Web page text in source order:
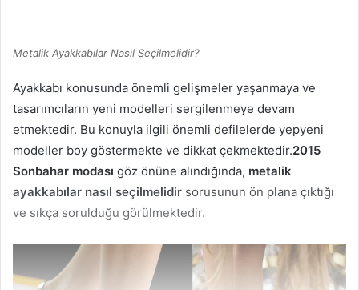
Metalik Ayakkabılar Nasıl Seçilmelidir?
Ayakkabı konusunda önemli gelişmeler yaşanmaya ve
tasarımcıların yeni modelleri sergilenmeye devam
etmektedir. Bu konuyla ilgili önemli defilelerde yepyeni
modeller boy göstermekte ve dikkat çekmektedir.2015
Sonbahar modası göz önüne alındığında, metalik
ayakkabılar nasıl seçilmelidir sorusunun ön plana çıktığı
ve sıkça sorulduğu görülmektedir.